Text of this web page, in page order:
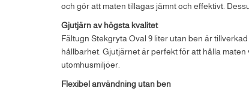
och gör att maten tillagas jämnt och effektivt.
Gjutjärn av högsta kvalitet
Fältugn Stekgryta Oval 9 liter utan ben är
hållbarhet. Gjutjärnet är perfekt för att hålla
utomhusmiljöer.
Flexibel användning utan ben